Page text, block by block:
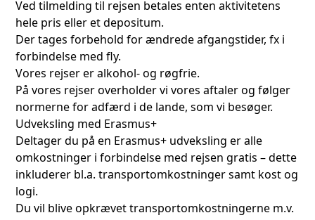
Ved tilmelding til rejsen betales enten aktivitetens
hele pris eller et depositum.
Der tages forbehold for ændrede afgangstider, fx i
forbindelse med fly.
Vores rejser er alkohol- og røgfrie.
På vores rejser overholder vi vores aftaler og følger
normerne for adfærd i de lande, som vi besøger.
Udveksling med Erasmus+
Deltager du på en Erasmus+ udveksling er alle
omkostninger i forbindelse med rejsen gratis – dette
inkluderer bl.a. transportomkostninger samt kost og
logi.
Du vil blive opkrævet transportomkostningerne m.v.